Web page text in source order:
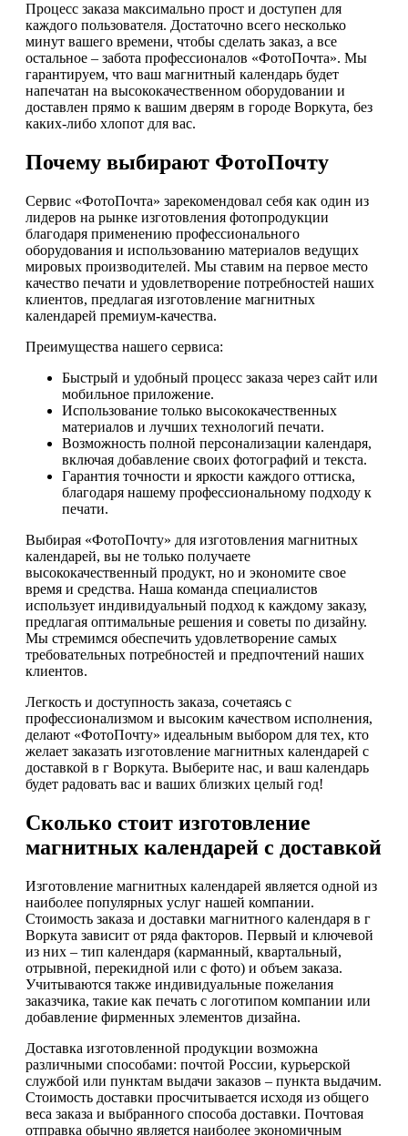
Процесс заказа максимально прост и доступен для
каждого пользователя. Достаточно всего несколько
минут вашего времени, чтобы сделать заказ, а все
остальное – забота профессионалов «ФотоПочта». Мы
гарантируем, что ваш магнитный календарь будет
напечатан на высококачественном оборудовании и
доставлен прямо к вашим дверям в городе Воркута, без
каких-либо хлопот для вас.
Почему выбирают ФотоПочту
Сервис «ФотоПочта» зарекомендовал себя как один из
лидеров на рынке изготовления фотопродукции
благодаря применению профессионального
оборудования и использованию материалов ведущих
мировых производителей. Мы ставим на первое место
качество печати и удовлетворение потребностей наших
клиентов, предлагая изготовление магнитных
календарей премиум-качества.
Преимущества нашего сервиса:
Быстрый и удобный процесс заказа через сайт или
мобильное приложение.
Использование только высококачественных
материалов и лучших технологий печати.
Возможность полной персонализации календаря,
включая добавление своих фотографий и текста.
Гарантия точности и яркости каждого оттиска,
благодаря нашему профессиональному подходу к
печати.
Выбирая «ФотоПочту» для изготовления магнитных
календарей, вы не только получаете
высококачественный продукт, но и экономите свое
время и средства. Наша команда специалистов
использует индивидуальный подход к каждому заказу,
предлагая оптимальные решения и советы по дизайну.
Мы стремимся обеспечить удовлетворение самых
требовательных потребностей и предпочтений наших
клиентов.
Легкость и доступность заказа, сочетаясь с
профессионализмом и высоким качеством исполнения,
делают «ФотоПочту» идеальным выбором для тех, кто
желает заказать изготовление магнитных календарей с
доставкой в г Воркута. Выберите нас, и ваш календарь
будет радовать вас и ваших близких целый год!
Сколько стоит изготовление
магнитных календарей с доставкой
Изготовление магнитных календарей является одной из
наиболее популярных услуг нашей компании.
Стоимость заказа и доставки магнитного календаря в г
Воркута зависит от ряда факторов. Первый и ключевой
из них – тип календаря (карманный, квартальный,
отрывной, перекидной или с фото) и объем заказа.
Учитываются также индивидуальные пожелания
заказчика, такие как печать с логотипом компании или
добавление фирменных элементов дизайна.
Доставка изготовленной продукции возможна
различными способами: почтой России, курьерской
службой или пунктам выдачи заказов – пункта выдачим.
Стоимость доставки просчитывается исходя из общего
веса заказа и выбранного способа доставки. Почтовая
отправка обычно является наиболее экономичным